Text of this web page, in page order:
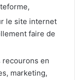
le site internet
faire de
recourons en
marketing,